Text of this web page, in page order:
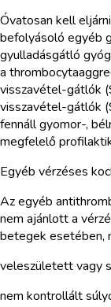
Óvatosan kell
befolyásoló egyéb
gyulladásgátló
a
visszavétel-gátlók
visszavétel-gátlók
fennáll gyomor-,
megfelelő
Egyéb vérzéses
Az egyéb
nem ajánlott a
betegek esetében,
veleszületett vagy
nem kontrollált